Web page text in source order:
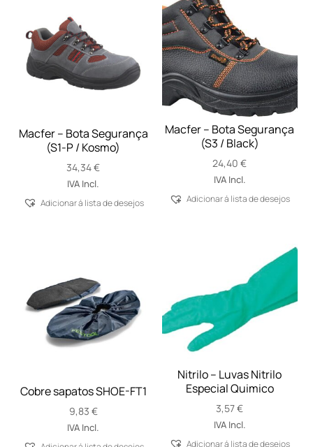
Macfer – Bota Segurança
(S1-P / Kosmo)
34,34€
IVA Incl.
Adicionar á lista de desejos
Macfer – Bota Segurança
(S3 / Black)
24,40€
IVA Incl.
Adicionar á lista de desejos
Cobre sapatos SHOE-FT1
9,83 €
IVA Incl.
Nitrilo – Luvas Nitrilo
Especial Quimico
3,57€
IVA Incl.
Adicionar á lista de desejos